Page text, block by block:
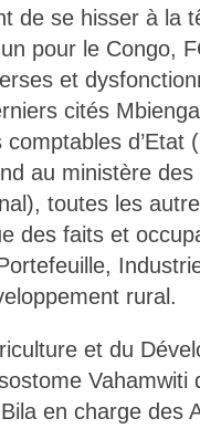
de se hisser à la
pour le Congo,
et
cités
d’Etat
au ministère
toutes les
des faits et
rural.
et du
en charge des